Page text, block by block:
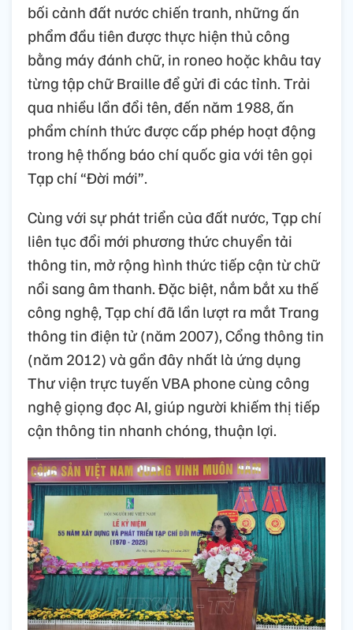
bối cảnh đất nước chiến tranh, những ấn
phẩm đầu tiên được thực hiện thủ công
bằng máy đánh chữ, in roneo hoặc khâu tay
từng tập chữ Braille để gửi đi các tỉnh. Trải
qua nhiều lần đổi tên, đến năm 1988, ấn
phẩm chính thức được cấp phép hoạt động
trong hệ thống báo chí quốc gia với tên gọi
Tạp chí “Đời mới”.
Cùng với sự phát triển của đất nước, Tạp chí
liên tục đổi mới phương thức chuyển tải
thông tin, mở rộng hình thức tiếp cận từ chữ
nổi sang âm thanh. Đặc biệt, nắm bắt xu thế
công nghệ, Tạp chí đã lần lượt ra mắt Trang
thông tin điện tử (năm 2007), Cổng thông tin
(năm 2012) và gần đây nhất là ứng dụng
Thư viện trực tuyến VBA phone cùng công
nghệ giọng đọc AI, giúp người khiếm thị tiếp
cận thông tin nhanh chóng, thuận lợi.